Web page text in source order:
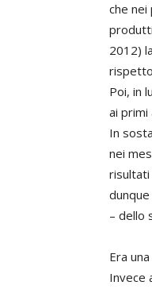
che nei
2012)
Poi, in
ai primi
In
nei
risultati
– dello
Era
Invece